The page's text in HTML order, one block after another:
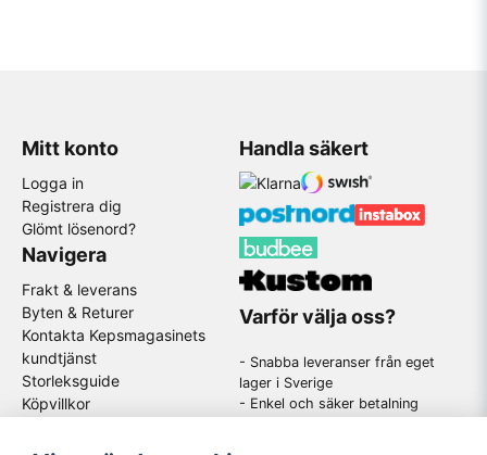
Mitt konto
Logga in
Registrera dig
Glömt lösenord?
Navigera
Frakt & leverans
Byten & Returer
Kontakta Kepsmagasinets
kundtjänst
Storleksguide
Köpvillkor
Om oss
Handla säkert
Varför välja oss?
- Snabba leveranser från eget
lager i Sverige
- Enkel och säker betalning